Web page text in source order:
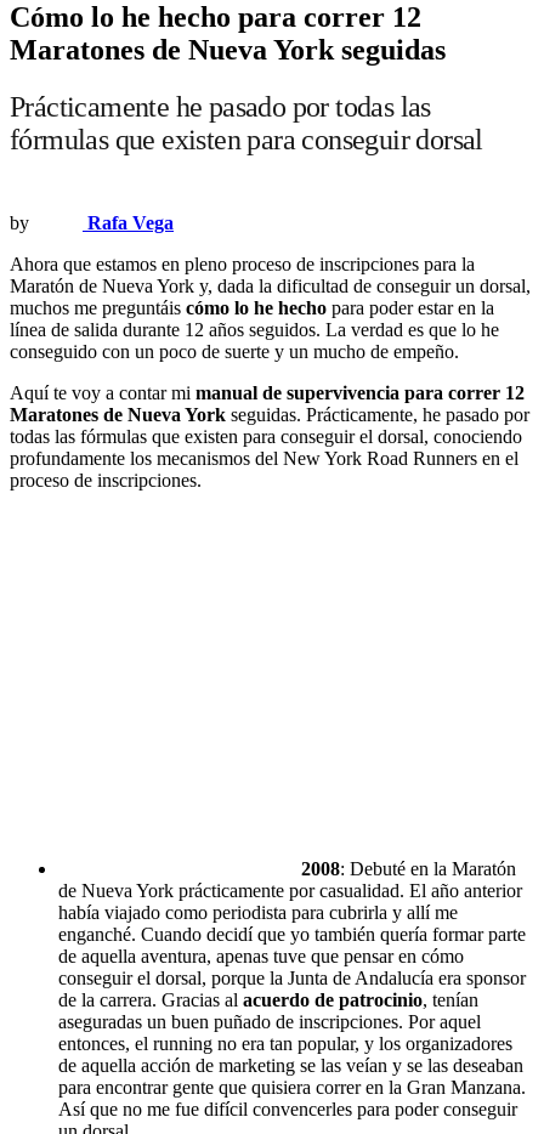
Cómo lo he hecho para correr 12
Maratones de Nueva York seguidas
Prácticamente he pasado por todas las
fórmulas que existen para conseguir dorsal
by
Rafa Vega
Ahora que estamos en pleno proceso de inscripciones para la
Maratón de Nueva York y, dada la dificultad de conseguir un dorsal,
muchos me preguntáis cómo lo he hecho para poder estar en la
línea de salida durante 12 años seguidos. La verdad es que lo he
conseguido con un poco de suerte y un mucho de empeño.
Aquí te voy a contar mi manual de supervivencia para correr 12
Maratones de Nueva York seguidas. Prácticamente, he pasado por
todas las fórmulas que existen para conseguir el dorsal, conociendo
profundamente los mecanismos del New York Road Runners en el
proceso de inscripciones.
2008: Debuté en la Maratón
de Nueva York prácticamente por casualidad. El año anterior
había viajado como periodista para cubrirla y allí me
enganché. Cuando decidí que yo también quería formar parte
de aquella aventura, apenas tuve que pensar en cómo
conseguir el dorsal, porque la Junta de Andalucía era sponsor
de la carrera. Gracias al acuerdo de patrocinio, tenían
aseguradas un buen puñado de inscripciones. Por aquel
entonces, el running no era tan popular, y los organizadores
de aquella acción de marketing se las veían y se las deseaban
para encontrar gente que quisiera correr en la Gran Manzana.
Así que no me fue difícil convencerles para poder conseguir